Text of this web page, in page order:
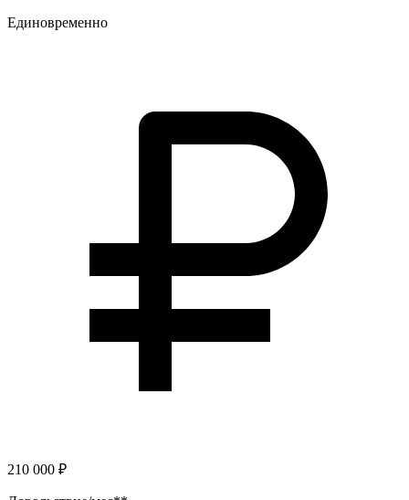
Единовременно
210 000 ₽